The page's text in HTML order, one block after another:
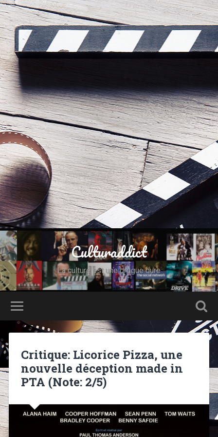
Culturaddict
La culture est une drogue dure
Critique: Licorice Pizza, une
nouvelle déception made in
PTA (Note: 2/5)